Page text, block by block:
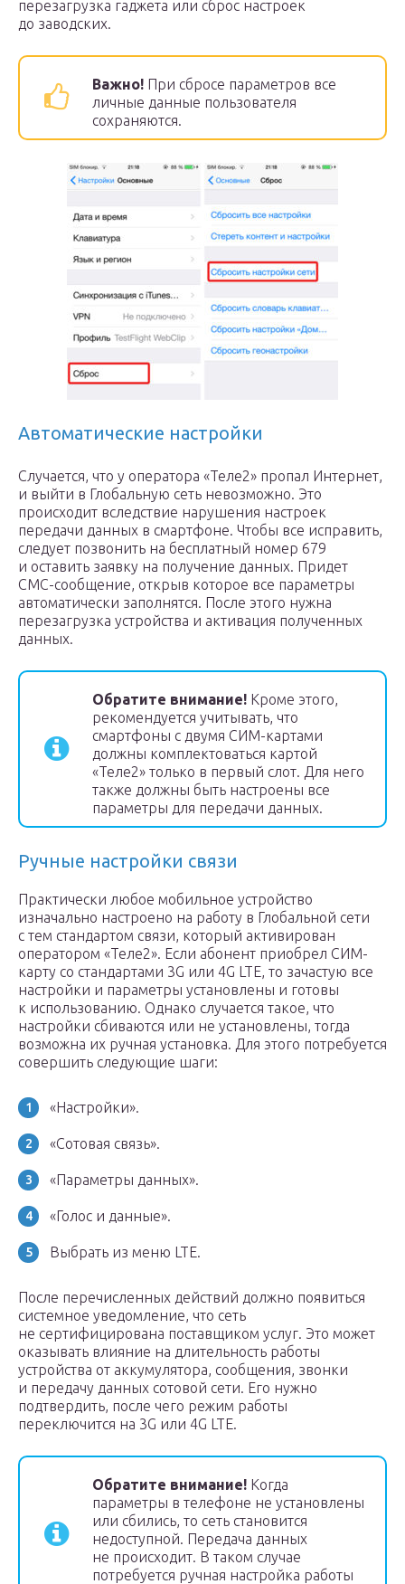
перезагрузка гаджета или сброс настроек
до заводских.
Важно! При сбросе параметров все
личные данные пользователя
сохраняются.
Автоматические настройки
Случается, что у оператора «Теле2» пропал Интернет,
и выйти в Глобальную сеть невозможно. Это
происходит вследствие нарушения настроек
передачи данных в смартфоне. Чтобы все исправить,
следует позвонить на бесплатный номер 679
и оставить заявку на получение данных. Придет
СМС-сообщение, открыв которое все параметры
автоматически заполнятся. После этого нужна
перезагрузка устройства и активация полученных
данных.
Обратите внимание! Кроме этого,
рекомендуется учитывать, что
смартфоны с двумя СИМ-картами
должны комплектоваться картой
«Теле2» только в первый слот. Для него
также должны быть настроены все
параметры для передачи данных.
Ручные настройки связи
Практически любое мобильное устройство
изначально настроено на работу в Глобальной сети
с тем стандартом связи, который активирован
оператором «Теле2». Если абонент приобрел СИМ-
карту со стандартами 3G или 4G LTE, то зачастую все
настройки и параметры установлены и готовы
к использованию. Однако случается такое, что
настройки сбиваются или не установлены, тогда
возможна их ручная установка. Для этого потребуется
совершить следующие шаги:
«Настройки».
«Сотовая связь».
«Параметры данных».
«Голос и данные».
Выбрать из меню LTE.
После перечисленных действий должно появиться
системное уведомление, что сеть
не сертифицирована поставщиком услуг. Это может
оказывать влияние на длительность работы
устройства от аккумулятора, сообщения, звонки
и передачу данных сотовой сети. Его нужно
подтвердить, после чего режим работы
переключится на 3G или 4G LTE.
Обратите внимание! Когда
параметры в телефоне не установлены
или сбились, то сеть становится
недоступной. Передача данных
не происходит. В таком случае
потребуется ручная настройка работы